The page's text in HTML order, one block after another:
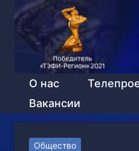
О нас
Вакансии
Общество